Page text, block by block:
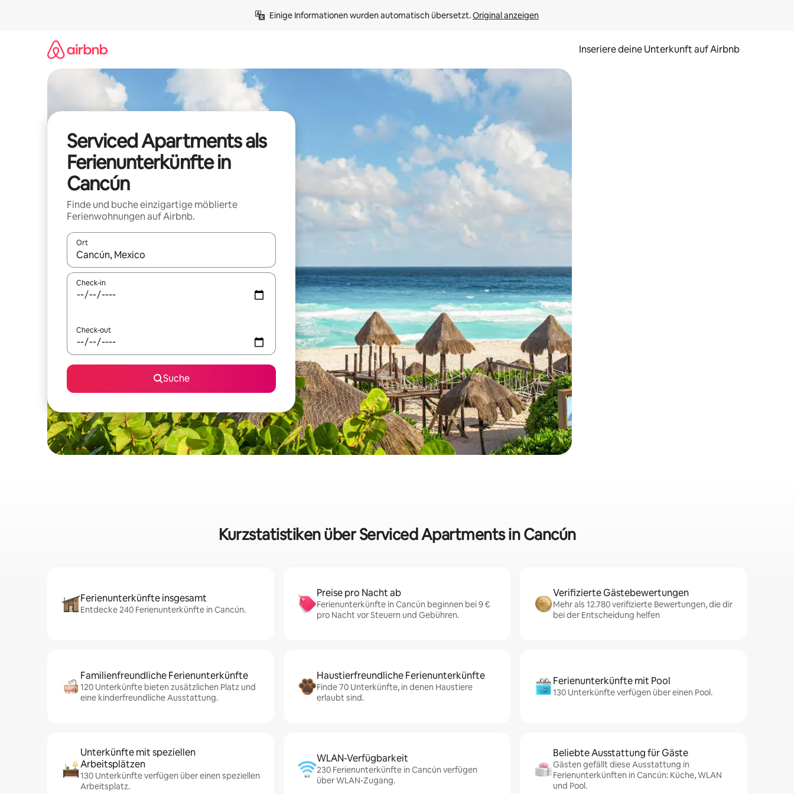
Einige Informationen wurden automatisch übersetzt. Original anzeigen
Inseriere deine Unterkunft auf Airbnb
Serviced Apartments als
Ferienunterkünfte in
Cancún
Finde und buche einzigartige möblierte
Ferienwohnungen auf Airbnb.
Ort
Wenn Ergebnisse verfügbar sind, navigiere mit den Pfeiltasten nach oben und unten oder erkunde die Ergebnisse durch Berühren oder Wischgesten.
Check-in
Check-out
Suche
Kurzstatistiken über Serviced Apartments in Cancún
Ferienunterkünfte insgesamt
Entdecke 240 Ferienunterkünfte in Cancún.
Preise pro Nacht ab
Ferienunterkünfte in Cancún beginnen bei 9 €
pro Nacht vor Steuern und Gebühren.
Verifizierte Gästebewertungen
Mehr als 12.780 verifizierte Bewertungen, die dir
bei der Entscheidung helfen
Familienfreundliche Ferienunterkünfte
120 Unterkünfte bieten zusätzlichen Platz und
eine kinderfreundliche Ausstattung.
Haustierfreundliche Ferienunterkünfte
Finde 70 Unterkünfte, in denen Haustiere
erlaubt sind.
Ferienunterkünfte mit Pool
130 Unterkünfte verfügen über einen Pool.
Unterkünfte mit speziellen
Arbeitsplätzen
130 Unterkünfte verfügen über einen speziellen
Arbeitsplatz.
WLAN-Verfügbarkeit
230 Ferienunterkünfte in Cancún verfügen
über WLAN-Zugang.
Beliebte Ausstattung für Gäste
Gästen gefällt diese Ausstattung in
Ferienunterkünften in Cancún: Küche, WLAN
und Pool.